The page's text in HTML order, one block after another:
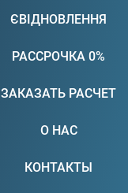
ЄВІДНОВЛЕННЯ
РАССРОЧКА 0%
ЗАКАЗАТЬ РАСЧЕТ
О НАС
КОНТАКТЫ